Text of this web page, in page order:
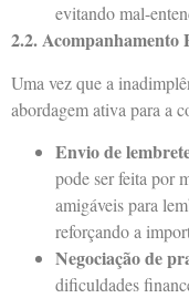
evitando mal-
2.2. Acompanhamento
Uma vez que a
abordagem ativa para a
Envio de
pode ser feita por
amigáveis para
reforçando a
Negociação de
dificuldades